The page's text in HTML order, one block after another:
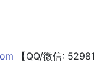
【QQ/微信: